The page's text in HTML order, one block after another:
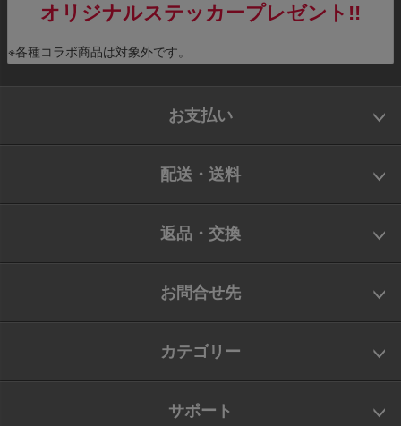
オリジナルステッカープレゼント!!
※各種コラボ商品は対象外です。
お支払い
配送・送料
返品・交換
お問合せ先
カテゴリー
サポート